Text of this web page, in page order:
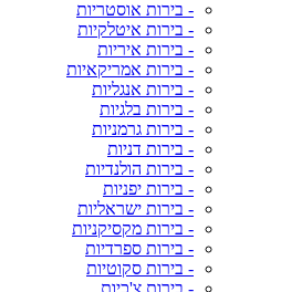
- בירות אוסטריות
- בירות איטלקיות
- בירות איריות
- בירות אמריקאיות
- בירות אנגליות
- בירות בלגיות
- בירות גרמניות
- בירות דניות
- בירות הולנדיות
- בירות יפניות
- בירות ישראליות
- בירות מקסיקניות
- בירות ספרדיות
- בירות סקוטיות
- בירות צ'כיות